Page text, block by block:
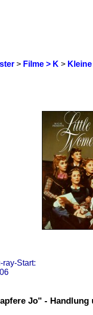
> Filme > K >
ray-Start:
Jo" - Handlung